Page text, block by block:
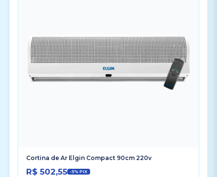
Cortina de Ar Elgin Compact 90cm 220v
R$ 502,55 -5% PIX